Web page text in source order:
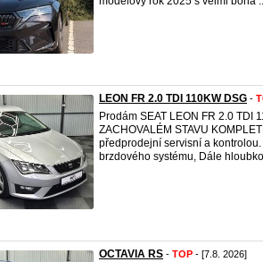
LEON FR 2.0 TDI 110KW DSG -
Prodám SEAT LEON FR 2.0 TDI
ZACHOVALÉM STAVU
předprodejní servisní a
brzdového systému, Dále
OCTAVIA RS - TOP - [7.8. 2026]